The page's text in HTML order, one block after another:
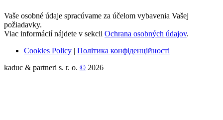
Vaše osobné údaje spracúvame za účelom vybavenia Vašej
požiadavky.
Viac informácií nájdete v sekcii Ochrana osobných údajov.
Cookies Policy | Політика конфіденційності
kaduc & partneri s. r. o. © 2026